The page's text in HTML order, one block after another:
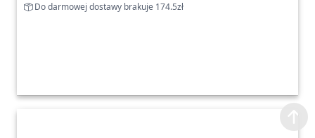
Do darmowej dostawy brakuje 174.5zł